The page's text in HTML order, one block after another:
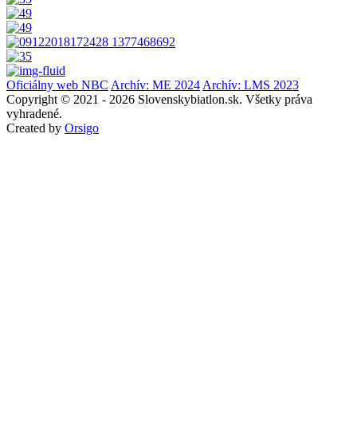
Oficiálny web NBC Archív: ME 2024 Archív: LMS 2023
Copyright © 2021 - 2026 Slovenskybiatlon.sk. Všetky práva
vyhradené.
Created by Orsigo